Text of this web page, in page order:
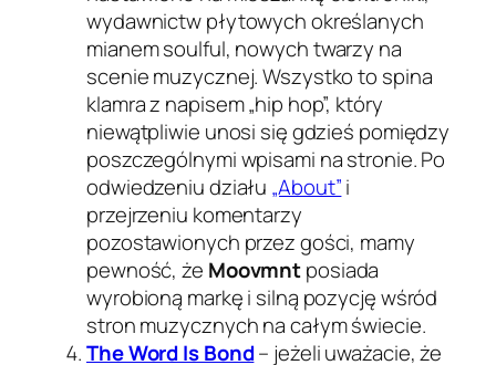
wydawnictw płytowych określanych
mianemsoulful, nowych twarzy na
scenie muzycznej. Wszystko to spina
klamra z napisem „hip hop”, który
niewątpliwie unosi się gdzieś pomiędzy
poszczególnymi wpisami na stronie. Po
odwiedzeniu działu „About”i
przejrzeniu komentarzy
pozostawionych przez gości, mamy
pewność, że Moovmntposiada
wyrobioną markę i silną pozycję wśród
stron muzycznych na całym świecie.
The Word Is Bond– jeżeli uważacie, że